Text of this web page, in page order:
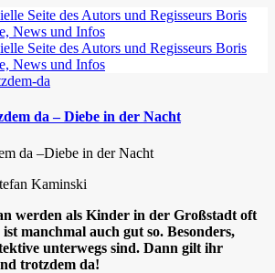
da – Diebe in der Nacht
da –Diebe in der Nacht
Kaminski
werden als Kinder in der Großstadt oft
manchmal auch gut so. Besonders,
unterwegs sind. Dann gilt ihr
trotzdem da!